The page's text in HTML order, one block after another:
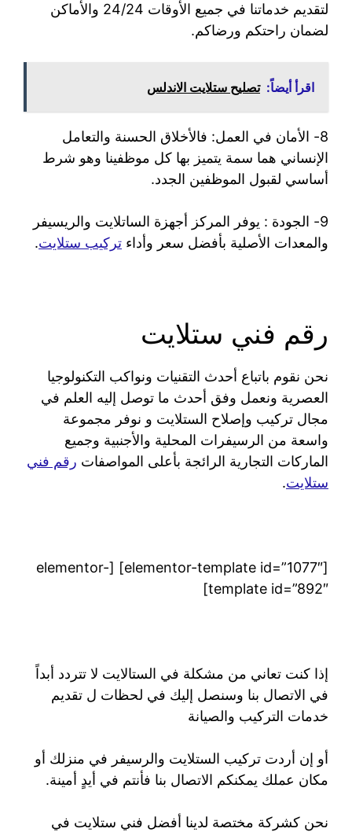
لتقديم خدماتنا في جميع الأوقات 24/24 والأماكن
لضمان راحتكم ورضاكم.
اقرأ أيضاً: تصليح ستلايت الاندلس
8- الأمان في العمل: فالأخلاق الحسنة والتعامل
الإنساني هما سمة يتميز بها كل موظفينا وهو شرط
أساسي لقبول الموظفين الجدد.
9- الجودة : يوفر المركز أجهزة الساتلايت والريسيفر
والمعدات الأصلية بأفضل سعر وأداء تركيب ستلايت.
رقم فني ستلايت
نحن نقوم باتباع أحدث التقنيات ونواكب التكنولوجيا
العصرية ونعمل وفق أحدث ما توصل إليه العلم في
مجال تركيب وإصلاح الستلايت و نوفر مجموعة
واسعة من الرسيفرات المحلية والأجنبية وجميع
الماركات التجارية الرائجة بأعلى المواصفات رقم فني
ستلايت.
[elementor-template id=”1077″] [elementor-
template id=”892″]
إذا كنت تعاني من مشكلة في الستالايت لا تتردد أبداً
في الاتصال بنا وسنصل إليك في لحظات ل تقديم
خدمات التركيب والصيانة
أو إن أردت تركيب الستلايت والرسيفر في منزلك أو
مكان عملك يمكنكم الاتصال بنا فأنتم في أيدٍ أمينة.
نحن كشركة مختصة لدينا أفضل فني ستلايت في